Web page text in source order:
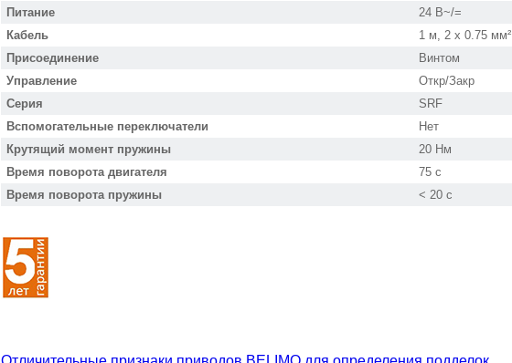
Питание
24 В~/=
Кабель
1 м, 2 x 0.75 мм²
Присоединение
Винтом
Управление
Откр/Закр
Серия
SRF
Вспомогательные переключатели
Нет
Крутящий момент пружины
20 Нм
Время поворота двигателя
75 с
Время поворота пружины
˂ 20 с